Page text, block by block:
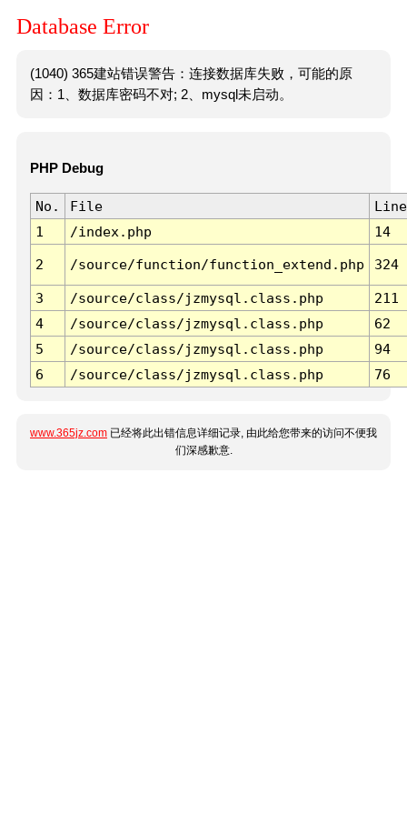
Database Error
(1040) 365建站错误警告：连接数据库失败，可能的原
因：1、数据库密码不对; 2、mysql未启动。
PHP Debug
No. File
Line
1
/index.php 14
2 /source/function/function_extend.php 324
3 /source/class/jzmysql.class.php
211
4
/source/class/jzmysql.class.php
62
5
/source/class/jzmysql.class.php
94
6
/source/class/jzmysql.class.php 76
www.365jz.com 已经将此出错信息详细记录, 由此给您带来的访问不便我
们深感歉意.